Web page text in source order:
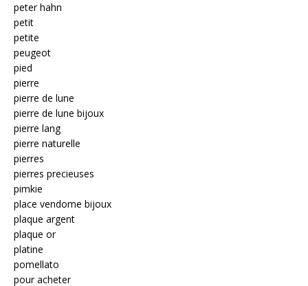
peter hahn
petit
petite
peugeot
pied
pierre
pierre de lune
pierre de lune bijoux
pierre lang
pierre naturelle
pierres
pierres precieuses
pimkie
place vendome bijoux
plaque argent
plaque or
platine
pomellato
pour acheter